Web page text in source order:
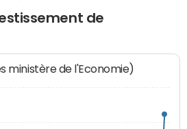
de
ministère de l'Economie)